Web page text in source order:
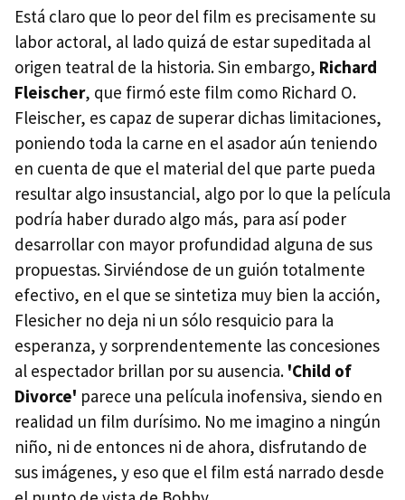
Está claro que lo peor del film es precisamente su
labor actoral, al lado quizá de estar supeditada al
origen teatral de la historia. Sin embargo, Richard
Fleischer, que firmó este film como Richard O.
Fleischer, es capaz de superar dichas limitaciones,
poniendo toda la carne en el asador aún teniendo
en cuenta de que el material del que parte pueda
resultar algo insustancial, algo por lo que la película
podría haber durado algo más, para así poder
desarrollar con mayor profundidad alguna de sus
propuestas. Sirviéndose de un guión totalmente
efectivo, en el que se sintetiza muy bien la acción,
Flesicher no deja ni un sólo resquicio para la
esperanza, y sorprendentemente las concesiones
al espectador brillan por su ausencia. 'Child of
Divorce' parece una película inofensiva, siendo en
realidad un film durísimo. No me imagino a ningún
niño, ni de entonces ni de ahora, disfrutando de
sus imágenes, y eso que el film está narrado desde